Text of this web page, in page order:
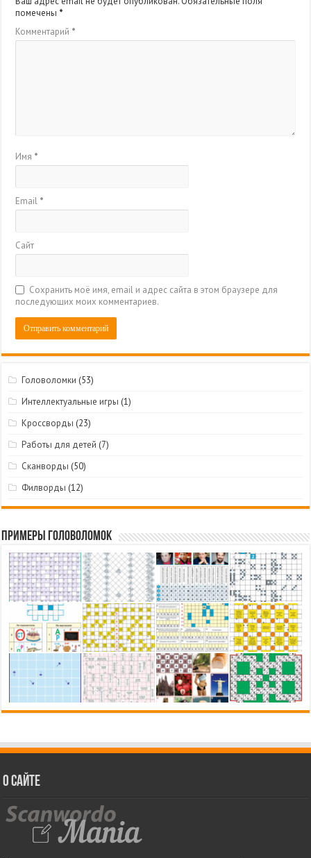
помечены *
Комментарий *
Имя *
Email *
Сайт
Сохранить моё имя, email и адрес сайта в этом браузере для
последующих моих комментариев.
Головоломки (53)
Интеллектуальные игры (1)
Кроссворды (23)
Работы для детей (7)
Сканворды (50)
Филворды (12)
Примеры головоломок
О сайте